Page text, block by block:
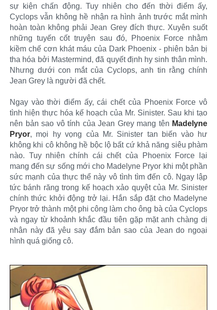
sự kiện chấn động. Tuy nhiên cho đến thời điểm ấy,
Cyclops vẫn không hề nhận ra hình ảnh trước mắt mình
hoàn toàn không phải Jean Grey đích thực. Xuyên suốt
những tuyến cốt truyện sau đó, Phoenix Force nhằm
kiềm chế cơn khát máu của Dark Phoenix - phiên bản bị
tha hóa bởi Mastermind, đã quyết định hy sinh thân mình.
Nhưng dưới con mắt của Cyclops, anh tin rằng chính
Jean Grey là người đã chết.
Ngay vào thời điểm ấy, cái chết của Phoenix Force vô
tình hiện thực hóa kế hoạch của Mr. Sinister. Sau khi tạo
nên bản sao vô tính của Jean Grey mang tên Madelyne
Pryor, mọi hy vọng của Mr. Sinister tan biến vào hư
không khi cô không hề bộc lộ bất cứ khả năng siêu phàm
nào. Tuy nhiên chính cái chết của Phoenix Force lại
mang đến sự sống mới cho Madelyne Pryor khi một phần
sức mạnh của thực thể này vô tình tìm đến cô. Ngay lập
tức bánh răng trong kế hoạch xảo quyệt của Mr. Sinister
chính thức khởi động trở lại. Hắn sắp đặt cho Madelyne
Pryor trở thành một phi công làm cho ông bà của Cyclops
và ngay từ khoảnh khắc đầu tiên gặp mặt anh chàng dị
nhân này đã yêu say đắm bản sao của Jean do ngoại
hình quá giống cô.